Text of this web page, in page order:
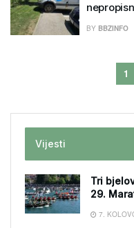
BY BBZINFO
1
Vijesti
Tri
29.
7.